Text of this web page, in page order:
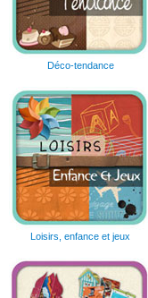
Déco-tendance
Loisirs, enfance et jeux